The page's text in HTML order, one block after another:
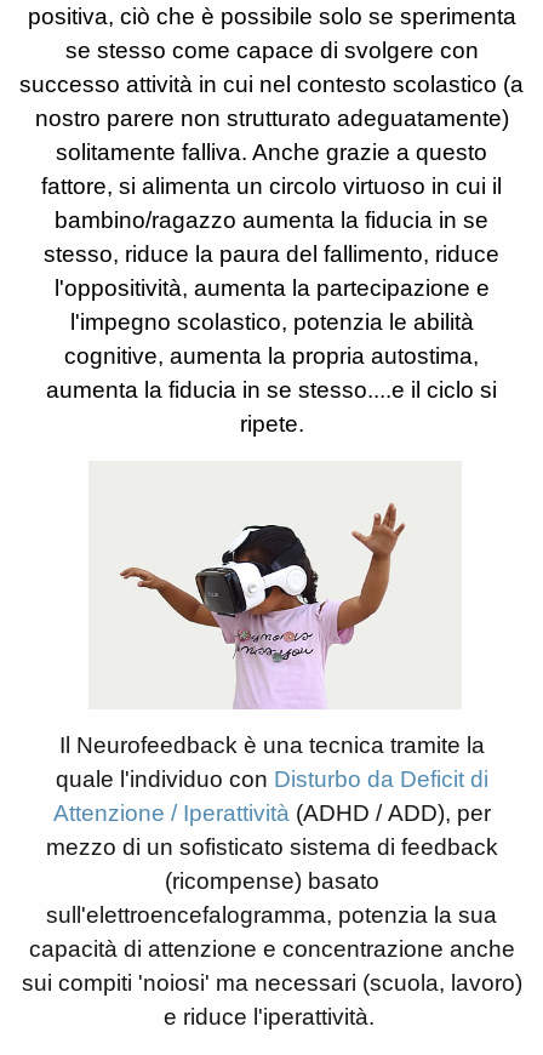
positiva, ciò che è possibile solo se sperimenta
se stesso come capace di svolgere con
successo attività in cui nel contesto scolastico (a
nostro parere non strutturato adeguatamente)
solitamente falliva. Anche grazie a questo
fattore, si alimenta un circolo virtuoso in cui il
bambino/ragazzo aumenta la fiducia in se
stesso, riduce la paura del fallimento, riduce
l'oppositività, aumenta la partecipazione e
l'impegno scolastico, potenzia le abilità
cognitive, aumenta la propria autostima,
aumenta la fiducia in se stesso....e il ciclo si
ripete.
Il Neurofeedback è una tecnica tramite la
quale l'individuo con Disturbo da Deficit di
Attenzione / Iperattività (ADHD / ADD), per
mezzo di un sofisticato sistema di feedback
(ricompense) basato
sull'elettroencefalogramma, potenzia la sua
capacità di attenzione e concentrazione anche
sui compiti 'noiosi' ma necessari (scuola, lavoro)
e riduce l'iperattività.